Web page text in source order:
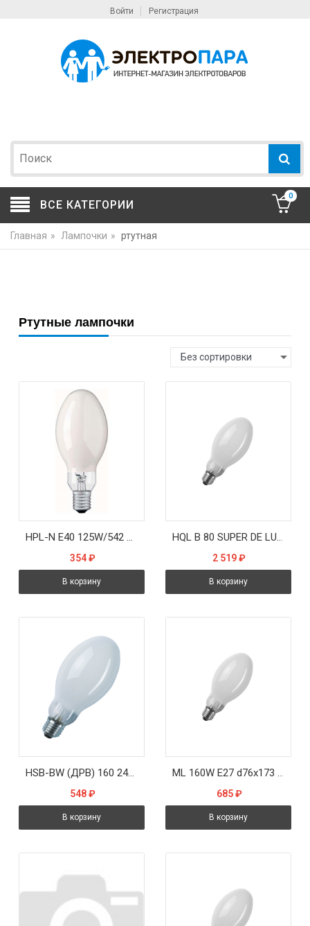
Войти Регистрация
ВСЕ КАТЕГОРИИ
0
Главная » Лампочки » ртутная
Ртутные лампочки
Без сортировки
HPL-N E40 125W/542 6200 lm d76x184 - лампа ДРЛ PHILIPS
354 ₽
В корзину
HQL B 80 SUPER DE LUXE Е27 3000 lm d126x190 (шар тёплый/люминофор) - лампа ДРЛ OSRAM
2 519₽
В корзину
HSB-BW (ДРВ) 160 240V E27 3100lm d 75x177 SYLVANIA ртуть без дросселя -лампа * ДРВ
548 ₽
В корзину
ML 160W E27 d76x173 225-235V (ДРВ ртутная бездроссельная) - лампа PHILIPS
685 ₽
В корзину